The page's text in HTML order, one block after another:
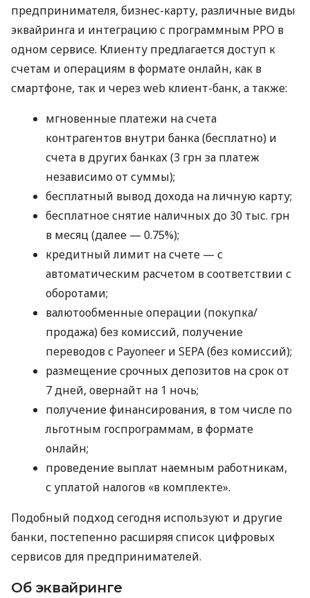
предпринимателя, бизнес-карту, различные виды
эквайринга и интеграцию с программным РРО в
одном сервисе. Клиенту предлагается доступ к
счетам и операциям в формате онлайн, как в
смартфоне, так и через web клиент-банк, а также:
мгновенные платежи на счета
контрагентов внутри банка (бесплатно) и
счета в других банках (3 грн за платеж
независимо от суммы);
бесплатный вывод дохода на личную карту;
бесплатное снятие наличных до 30 тыс. грн
в месяц (далее — 0.75%);
кредитный лимит на счете — с
автоматическим расчетом в соответствии с
оборотами;
валютообменные операции (покупка/
продажа) без комиссий, получение
переводов с Payoneer и SEPA (без комиссий);
размещение срочных депозитов на срок от
7 дней, овернайт на 1 ночь;
получение финансирования, в том числе по
льготным госпрограммам, в формате
онлайн;
проведение выплат наемным работникам,
с уплатой налогов «в комплекте».
Подобный подход сегодня используют и другие
банки, постепенно расширяя список цифровых
сервисов для предпринимателей.
Об эквайринге